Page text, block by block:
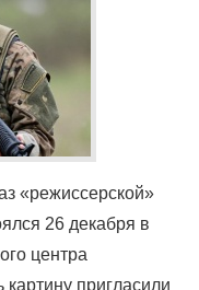
«режиссерской»
26 декабря в
центра
пригласили